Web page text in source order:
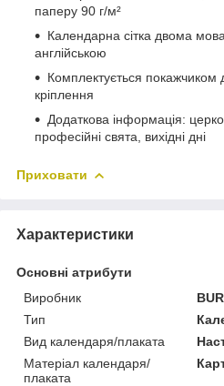
паперу 90 г/м²
Календарна сітка двома
англійською
Комплектується покажчиком
кріплення
Додаткова інформація:
професійні свята, вихідні дні
Приховати
Характеристики
Основні атрибути
Виробник
Тип
Вид календаря/плаката
Матеріал календаря/
плаката